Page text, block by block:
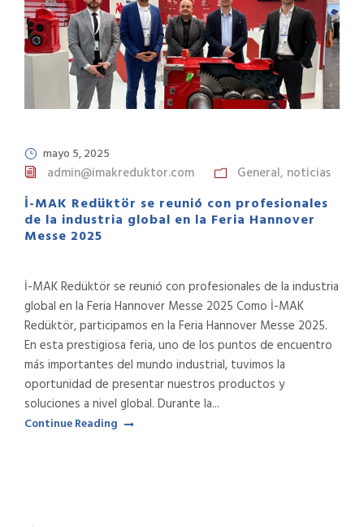
mayo 5, 2025
admin@imakreduktor.com General, noticias
İ-MAK Redüktör se reunió con profesionales
de la industria global en la Feria Hannover
Messe 2025
İ-MAK Redüktör se reunió con profesionales de la industria
global en la Feria Hannover Messe 2025 Como İ-MAK
Redüktör, participamos en la Feria Hannover Messe 2025.
En esta prestigiosa feria, uno de los puntos de encuentro
más importantes del mundo industrial, tuvimos la
oportunidad de presentar nuestros productos y
soluciones a nivel global. Durante la...
Continue Reading